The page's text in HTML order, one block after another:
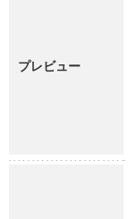
プレビュー